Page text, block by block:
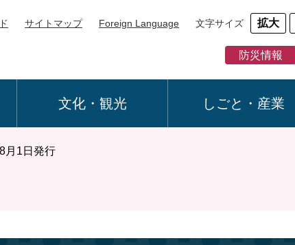
サイトマップ Foreign Language 文字サイズ 拡大
防災情報
文化・観光 しごと・産業
1日発行